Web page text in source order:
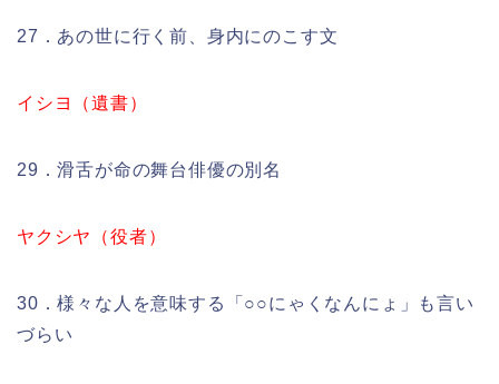
27．あの世に行く前、身内にのこす文
イシヨ（遺書）
29．滑舌が命の舞台俳優の別名
ヤクシヤ（役者）
30．様々な人を意味する「○○にゃくなんにょ」も言い
づらい